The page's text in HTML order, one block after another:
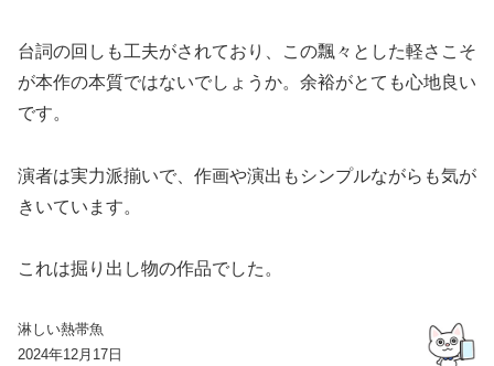
台詞の回しも工夫がされており、この飄々とした軽さこそ
が本作の本質ではないでしょうか。余裕がとても心地良い
です。
演者は実力派揃いで、作画や演出もシンプルながらも気が
きいています。
これは掘り出し物の作品でした。
淋しい熱帯魚
2024年12月17日